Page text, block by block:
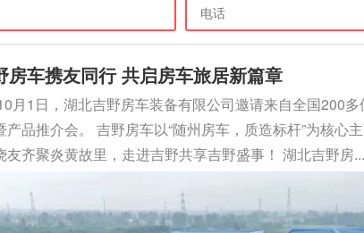
房车携友同行 共启房车旅居新篇章
月1日，湖北吉野房车装备有限公司邀请来自全国200
产品推介会。 吉野房车以“随州房车，质造标杆”为核心
友齐聚炎黄故里，走进吉野共享吉野盛事！ 湖北吉野房...